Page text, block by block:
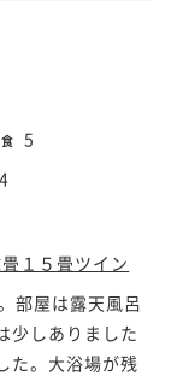
5
4
１５畳ツイン
部屋は露天風呂
少しありました
た。大浴場が残